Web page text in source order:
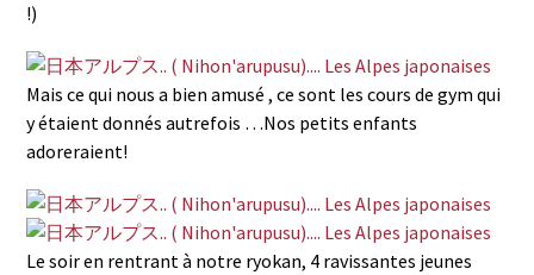
!)
Mais ce qui nous a bien amusé , ce sont les cours de gym qui
y étaient donnés autrefois …Nos petits enfants
adoreraient!
Le soir en rentrant à notre ryokan, 4 ravissantes jeunes